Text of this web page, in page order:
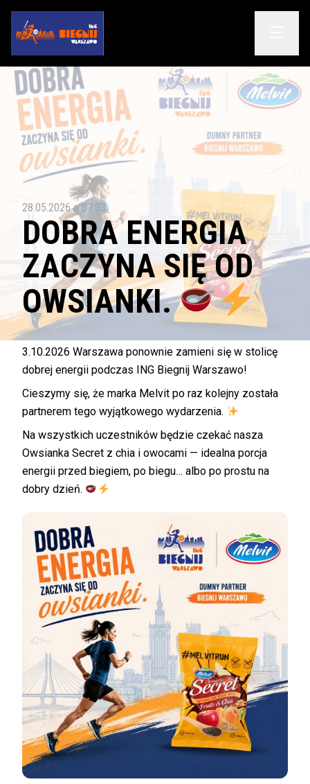
28.05.2026 o 07:33
DOBRA ENERGIA
ZACZYNA SIĘ OD
OWSIANKI.
3.10.2026 Warszawa ponownie zamieni się w stolicę
dobrej energii podczas ING Biegnij Warszawo!
Cieszymy się, że marka Melvit po raz kolejny została
partnerem tego wyjątkowego wydarzenia.
Na wszystkich uczestników będzie czekać nasza
Owsianka Secret z chia i owocami — idealna porcja
energii przed biegiem, po biegu… albo po prostu na
dobry dzień.